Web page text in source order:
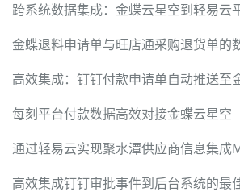
跨系统数据集成：金蝶云星空到轻易云
金蝶退料申请单与旺店通采购退货单的
高效集成：钉钉付款申请单自动推送至
每刻平台付款数据高效对接金蝶云星空
通过轻易云实现聚水潭供应商信息集成
高效集成钉钉审批事件到后台系统的最